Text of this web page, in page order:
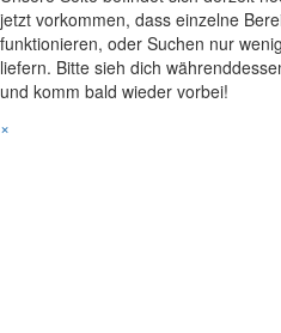
jetzt vorkommen, dass einzelne
funktionieren, oder Suchen nur
liefern. Bitte sieh dich
und komm bald wieder vorbei!
×